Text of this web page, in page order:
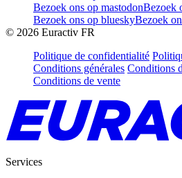
Bezoek ons op mastodonBezoek
Bezoek ons op blueskyBezoek
© 2026 Euractiv FR
Politique de confidentialité
Conditions générales Conditions
Conditions de vente
Services